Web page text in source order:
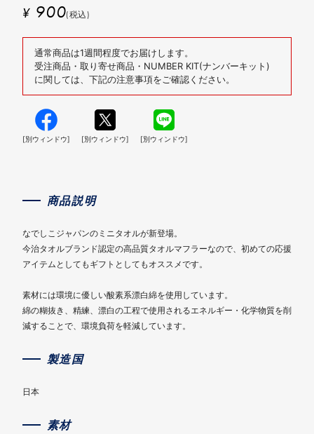
¥ 900(税込)
通常商品は1週間程度でお届けします。
受注商品・取り寄せ商品・NUMBER KIT(ナンバーキット)
に関しては、下記の注意事項をご確認ください。
[別ウィンドウ] [別ウィンドウ] [別ウィンドウ]
商品説明
なでしこジャパンのミニタオルが新登場。
今治タオルブランド認定の高品質タオルマフラーなので、初めての応援
アイテムとしてもギフトとしてもオススメです。
素材には環境に優しい酸素系漂白綿を使用しています。
綿の糊抜き、精練、漂白の工程で使用されるエネルギー・化学物質を削
減することで、環境負荷を軽減しています。
製造国
日本
素材